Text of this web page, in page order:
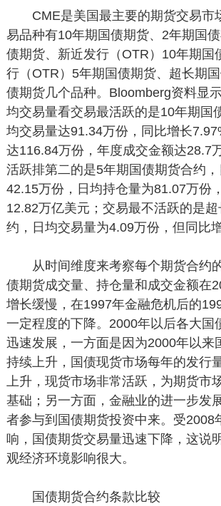
CME是美国最主要的期货交易市
易品种有10年期国债期货、2年期国
债期货、新近发行（OTR）10年期国
行（OTR）5年期国债期货、超长期
债期货几个品种。Bloomberg资料显
均交易量看交易最活跃的是10年期国
均交易量达91.34万份，同比增长
达116.84万份，年度成交金额达28.7
活跃排第二的是5年期国债期货合约
42.15万份，日均持仓量为81.07万份
12.82万亿美元；交易最不活跃的是
约，日均交易量为4.09万份，但同比
从时间维度来考察每个期货合约
债期货成交量、持仓量和成交金额在
增长缓慢，在1997年金融危机后的
一定程度的下降。2000年以后各大国
迅速发展，一方面是因为2000年以来
持续上升，国债现货市场每年的发行
上升，现货市场非常活跃，为期货市
基础；另一方面，金融业的进一步发
者参与到国债期货投资中来。受2008
响，国债期货交易量迅速下降，这说
观经济环境影响很大。
国债期货合约条款比较